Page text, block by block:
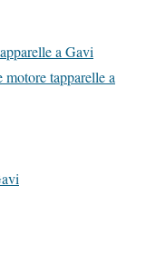
a Gavi
tapparelle a